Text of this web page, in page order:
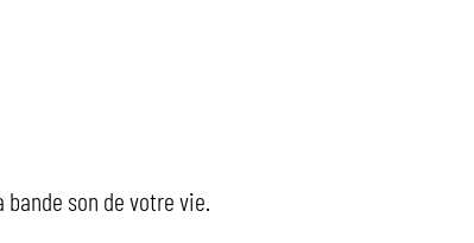
bande son de votre vie.